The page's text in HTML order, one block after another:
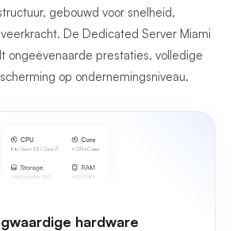
gebouwd voor snelheid,
De Dedicated Server Miami
ongeëvenaarde prestaties, volledige
op ondernemingsniveau.
hardware